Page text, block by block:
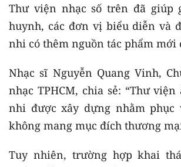
Thư viện nhạc số trên đã giúp
huynh, các đơn vị biểu diễn và
nhi có thêm nguồn tác phẩm mới
Nhạc sĩ Nguyễn Quang Vinh,
nhạc TPHCM, chia sẻ: “Thư
nhi được xây dựng nhằm phục
không mang mục đích thương
Tuy nhiên, trường hợp khai